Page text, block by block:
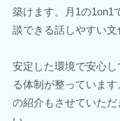
築けます。月1の1on1
談できる話しやすい文
安定した環境で安心
る体制が整っていま
の紹介もさせていた